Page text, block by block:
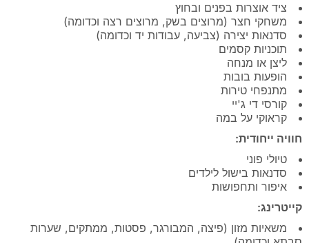
ציד אוצרות בפנים ובחוץ
משחקי חצר (מרוצים בשק, מרוצים רצה וכדומה)
סדנאות יצירה (צביעה, עבודות יד וכדומה)
תוכניות קסמים
ליצן או מנחה
הופעות בובות
מתנפחי טירות
קורסי די ג'יי
קראוקי על במה
חוויה ייחודית:
טיולי פוני
סדנאות בישול לילדים
איפור ותחפושות
קייטרינג:
משאיות מזון (פיצה, המבורגר, פסטות, ממתקים, שערות